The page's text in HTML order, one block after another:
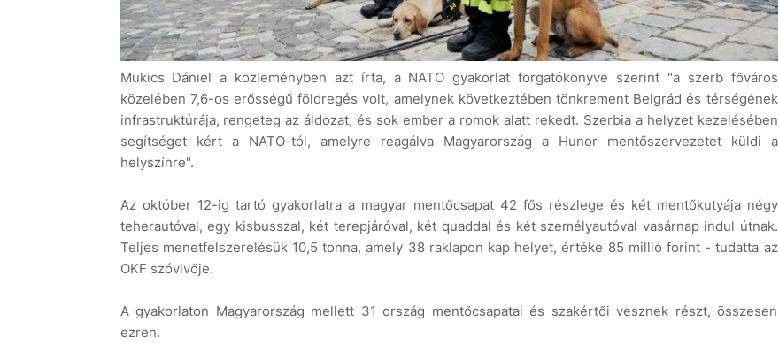
Mukics Dániel a közleményben azt írta, a NATO gyakorlat forgatókönyve szerint "a szerb főváros
közelében 7,6-os erősségű földregés volt, amelynek következtében tönkrement Belgrád és térségének
infrastruktúrája, rengeteg az áldozat, és sok ember a romok alatt rekedt. Szerbia a helyzet kezelésében
segítséget kért a NATO-tól, amelyre reagálva Magyarország a Hunor mentőszervezetet küldi a
helyszínre".
Az október 12-ig tartó gyakorlatra a magyar mentőcsapat 42 fős részlege és két mentőkutyája négy
teherautóval, egy kisbusszal, két terepjáróval, két quaddal és két személyautóval vasárnap indul útnak.
Teljes menetfelszerelésük 10,5 tonna, amely 38 raklapon kap helyet, értéke 85 millió forint - tudatta az
OKF szóvivője.
A gyakorlaton Magyarország mellett 31 ország mentőcsapatai és szakértői vesznek részt, összesen
ezren.